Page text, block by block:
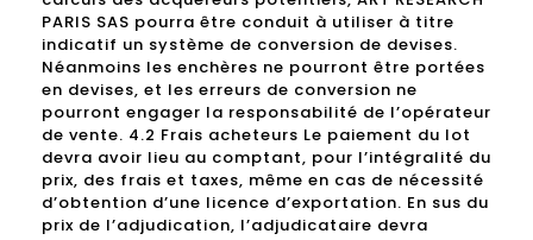
PARIS SAS pourra être conduit à utiliser à titre
indicatif un système de conversion de devises.
Néanmoins les enchères ne pourront être portées
en devises, et les erreurs de conversion ne
pourront engager la responsabilité de l’opérateur
de vente. 4.2 Frais acheteurs Le paiement du lot
devra avoir lieu au comptant, pour l’intégralité du
prix, des frais et taxes, même en cas de nécessité
d’obtention d’une licence d’exportation. En sus du
prix de l’adjudication, l’adjudicataire devra